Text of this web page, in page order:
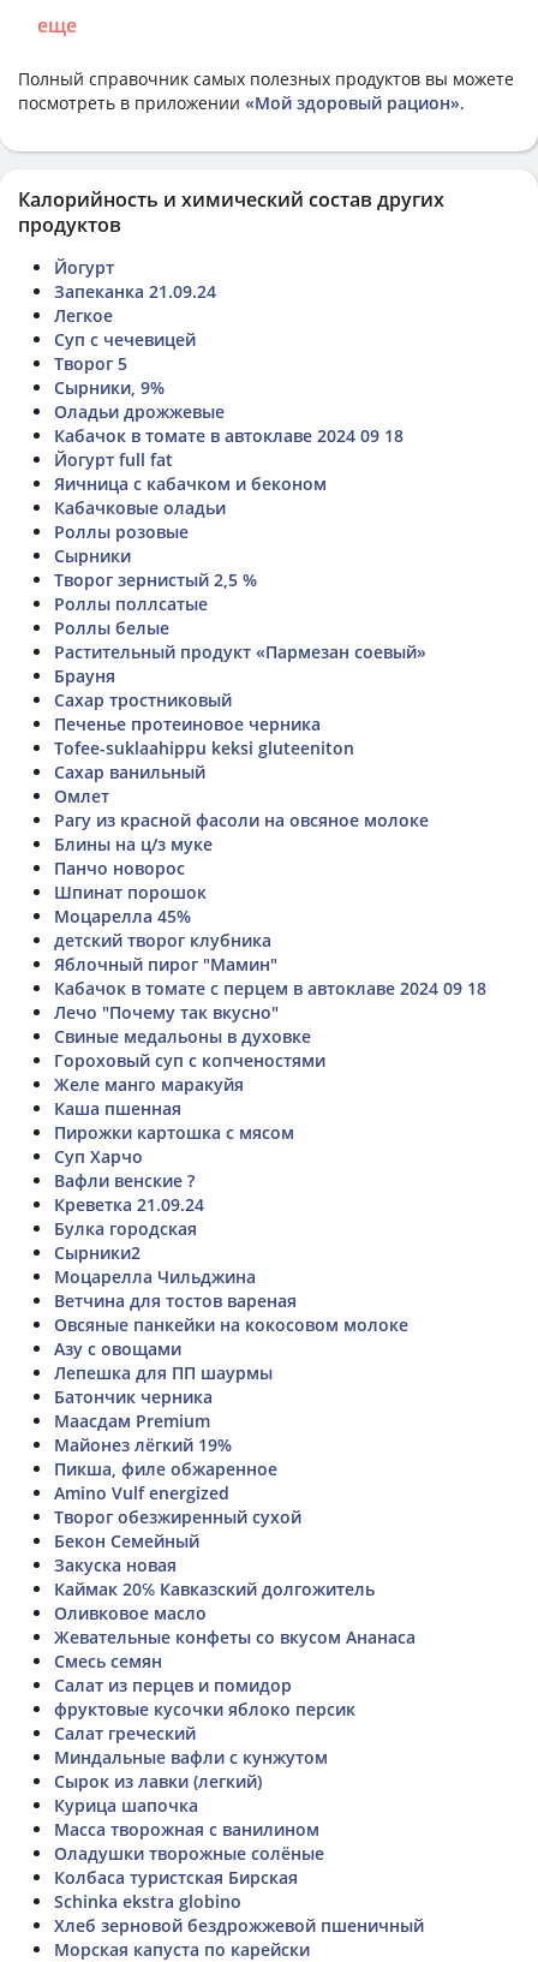
еще
Полный справочник самых полезных продуктов вы можете
посмотреть в приложении «Мой здоровый рацион».
Калорийность и химический состав других
продуктов
Йогурт
Запеканка 21.09.24
Легкое
Суп с чечевицей
Творог 5
Сырники, 9%
Оладьи дрожжевые
Кабачок в томате в автоклаве 2024 09 18
Йогурт full fat
Яичница с кабачком и беконом
Кабачковые оладьи
Роллы розовые
Сырники
Творог зернистый 2,5 %
Роллы поллсатые
Роллы белые
Растительный продукт «Пармезан соевый»
Брауня
Сахар тростниковый
Печенье протеиновое черника
Tofee-suklaahippu keksi gluteeniton
Сахар ванильный
Омлет
Рагу из красной фасоли на овсяное молоке
Блины на ц/з муке
Панчо новорос
Шпинат порошок
Моцарелла 45%
детский творог клубника
Яблочный пирог "Мамин"
Кабачок в томате с перцем в автоклаве 2024 09 18
Лечо "Почему так вкусно"
Свиные медальоны в духовке
Гороховый суп с копченостями
Желе манго маракуйя
Каша пшенная
Пирожки картошка с мясом
Суп Харчо
Вафли венские ?
Креветка 21.09.24
Булка городская
Сырники2
Моцарелла Чильджина
Ветчина для тостов вареная
Овсяные панкейки на кокосовом молоке
Азу с овощами
Лепешка для ПП шаурмы
Батончик черника
Маасдам Premium
Майонез лёгкий 19%
Пикша, филе обжаренное
Amino Vulf energized
Творог обезжиренный сухой
Бекон Семейный
Закуска новая
Каймак 20℅ Кавказский долгожитель
Оливковое масло
Жевательные конфеты со вкусом Ананаса
Смесь семян
Салат из перцев и помидор
фруктовые кусочки яблоко персик
Салат греческий
Миндальные вафли с кунжутом
Сырок из лавки (легкий)
Курица шапочка
Масса творожная с ванилином
Оладушки творожные солёные
Колбаса туристская Бирская
Schinka ekstra globino
Хлеб зерновой бездрожжевой пшеничный
Морская капуста по карейски